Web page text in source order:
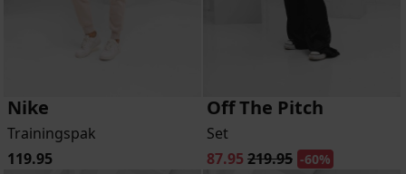
Nike
Trainingspak
119.95
Off The Pitch
Set
87.95 219.95 -60%